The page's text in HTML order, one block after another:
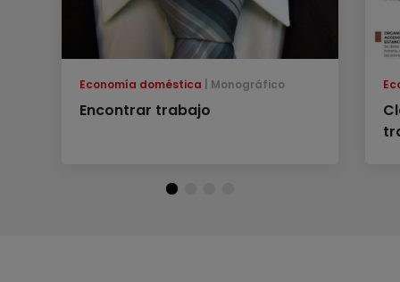
Economía doméstica Monográfico
Encontrar trabajo